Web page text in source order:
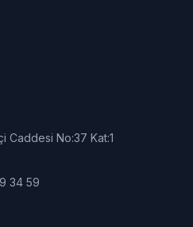
Caddesi No:37 Kat:1
34 59